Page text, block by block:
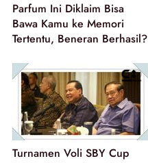
Parfum Ini Diklaim Bisa
Bawa Kamu ke Memori
Tertentu, Beneran Berhasil?
Turnamen Voli SBY Cup